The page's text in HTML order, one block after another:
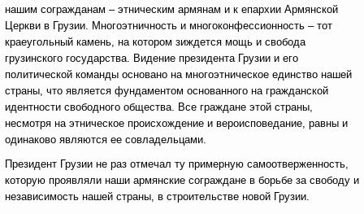
нашим согражданам – этническим армянам и к епархии Армянской
Церкви в Грузии. Многоэтничность и многоконфессионность – тот
краеугольный камень, на котором зиждется мощь и свобода
грузинского государства. Видение президента Грузии и его
политической команды основано на многоэтническое единство нашей
страны, что является фундаментом основанного на гражданской
идентности свободного общества. Все граждане этой страны,
несмотря на этническое происхождение и вероисповедание, равны и
одинаково являются ее совладельцами.
Президент Грузии не раз отмечал ту примерную самоотверженность,
которую проявляли наши армянские сограждане в борьбе за свободу и
независимость нашей страны, в строительстве новой Грузии.